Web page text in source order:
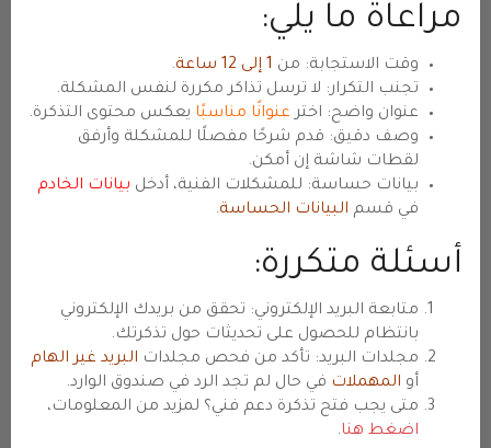
موضوع التذكرة
القسم
الأهمية
نص الرسالة
مراعاة ما يلي:
وقت الاستجابة: من 1 إلى 12 ساعة
.
تجنب التكرار: لا ترسل تذاكر مكررة لنفس المشكلة.
عنوان واضح: اختر عنوانًا مناسبًا يعكس محتوى التذكرة.
وصف دقيق: قدم شرحًا مفصلًا للمشكلة وأرفق
لقطات شاشة إن أمكن.
بيانات حساسة: للمشكلات الفنية، أدخل بيانات الخادم
في قسم البيانات الحساسة.
أسئلة متكررة:
متابعة البريد الإلكتروني: تحقق من بريدك الإلكتروني
بانتظام للحصول على تحديثات حول تذكرتك.
مجلدات البريد: تأكد من فحص مجلدات البريد غير الهام
أو المهملات في حال لم تجد الرد في صندوق الوارد.
متى يجب فتح تذكرة دعم فني؟ لمزيد من المعلومات،
اضغط هنا.